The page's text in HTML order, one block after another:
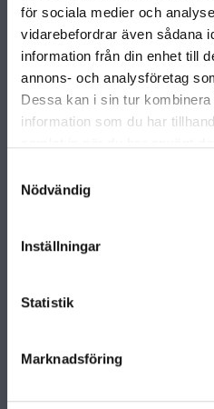
för sociala medier och
vidarebefordrar även sådana
information från din enhet till
annons- och analysföretag
Dessa kan i sin tur
information som du har
Nödvändig
Inställningar
Statistik
Marknadsföring
ALLA VÅRA
UNIKA HUS
FAMILJÄRKOLLEKTIONEN
FRITIDSHUS
OM FISKARHEDENVILLAN
Jobba hos oss
Nyhetsbrev
KONTAKTA
Huvudkontor